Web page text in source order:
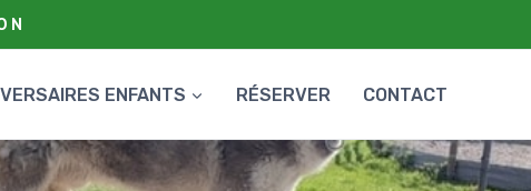
ENFANTS RÉSERVER CONTACT